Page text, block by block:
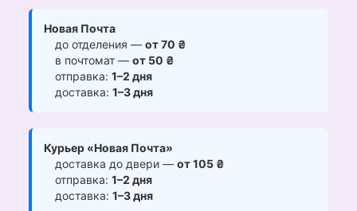
Новая Почта
до отделения — от 70 ₴
в почтомат — от 50 ₴
отправка: 1–2 дня
доставка: 1–3 дня
Курьер «Новая Почта»
доставка до двери — от 105 ₴
отправка: 1–2 дня
доставка: 1–3 дня